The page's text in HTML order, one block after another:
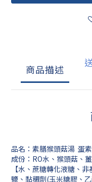
商品描述
品名：素膳猴頭菇湯 蛋素
成份：RO水、猴頭菇、
【水、蔗糖轉化液糖、
鹽、黏稠劑(玉米糖膠、